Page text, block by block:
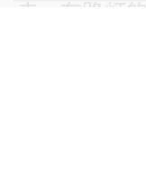
去，在路灯